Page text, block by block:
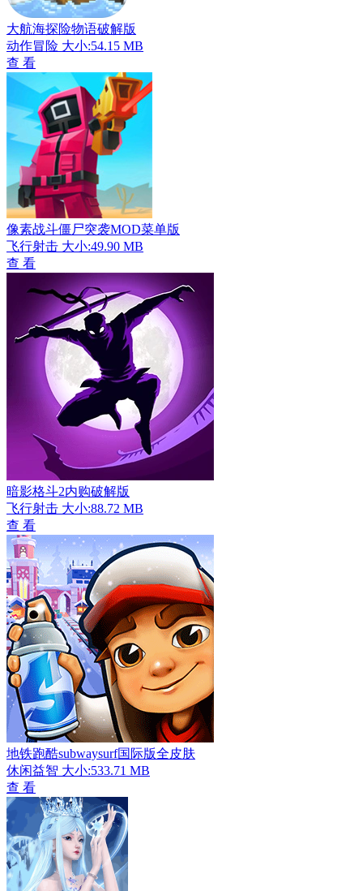
大航海探险物语破解版
动作冒险 大小:54.15 MB
查 看
像素战斗僵尸突袭MOD菜单版
飞行射击 大小:49.90 MB
查 看
暗影格斗2内购破解版
飞行射击 大小:88.72 MB
查 看
地铁跑酷subwaysurf国际版全皮肤
休闲益智 大小:533.71 MB
查 看